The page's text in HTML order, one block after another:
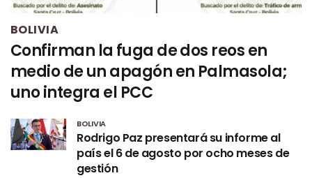
BOLIVIA
Confirman la fuga de dos reos en
medio de un apagón en Palmasola;
uno integra el PCC
BOLIVIA
Rodrigo Paz presentará su informe al
país el 6 de agosto por ocho meses de
gestión